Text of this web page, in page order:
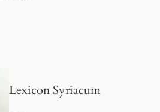
Lexicon Syriacum